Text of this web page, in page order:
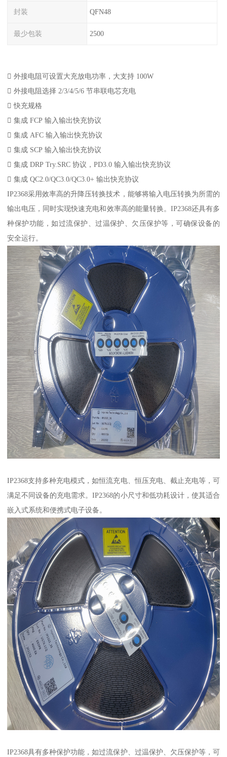
封装 QFN48
最少包装 2500
 外接电阻可设置大充放电功率，大支持 100W
 外接电阻选择 2/3/4/5/6 节串联电芯充电
 快充规格
 集成 FCP 输入输出快充协议
 集成 AFC 输入输出快充协议
 集成 SCP 输入输出快充协议
 集成 DRP Try.SRC 协议，PD3.0 输入输出快充协议
 集成 QC2.0/QC3.0/QC3.0+ 输出快充协议
IP2368采用效率高的升降压转换技术，能够将输入电压转换为所需的
输出电压，同时实现快速充电和效率高的能量转换。IP2368还具有多
种保护功能，如过流保护、过温保护、欠压保护等，可确保设备的
安全运行。
IP2368支持多种充电模式，如恒流充电、恒压充电、截止充电等，可
满足不同设备的充电需求。IP2368的小尺寸和低功耗设计，使其适合
嵌入式系统和便携式电子设备。
IP2368具有多种保护功能，如过流保护、过温保护、欠压保护等，可